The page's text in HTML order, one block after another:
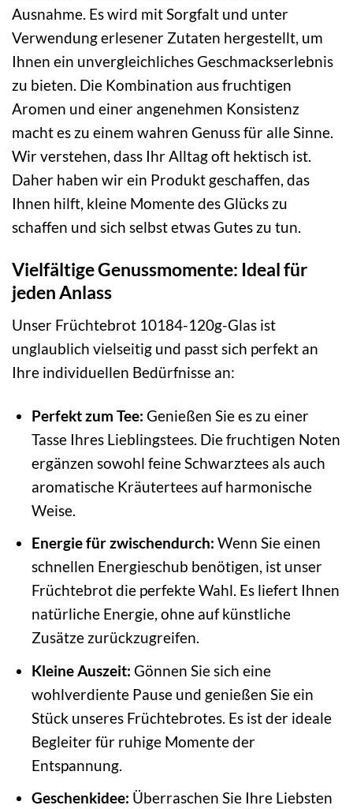
Ausnahme. Es wird mit Sorgfalt und unter
Verwendung erlesener Zutaten hergestellt, um
Ihnen ein unvergleichliches Geschmackserlebnis
zu bieten. Die Kombination aus fruchtigen
Aromen und einer angenehmen Konsistenz
macht es zu einem wahren Genuss für alle Sinne.
Wir verstehen, dass Ihr Alltag oft hektisch ist.
Daher haben wir ein Produkt geschaffen, das
Ihnen hilft, kleine Momente des Glücks zu
schaffen und sich selbst etwas Gutes zu tun.
Vielfältige Genussmomente: Ideal für
jeden Anlass
Unser Früchtebrot 10184-120g-Glas ist
unglaublich vielseitig und passt sich perfekt an
Ihre individuellen Bedürfnisse an:
Perfekt zum Tee: Genießen Sie es zu einer
Tasse Ihres Lieblingstees. Die fruchtigen Noten
ergänzen sowohl feine Schwarztees als auch
aromatische Kräutertees auf harmonische
Weise.
Energie für zwischendurch: Wenn Sie einen
schnellen Energieschub benötigen, ist unser
Früchtebrot die perfekte Wahl. Es liefert Ihnen
natürliche Energie, ohne auf künstliche
Zusätze zurückzugreifen.
Kleine Auszeit: Gönnen Sie sich eine
wohlverdiente Pause und genießen Sie ein
Stück unseres Früchtebrotes. Es ist der ideale
Begleiter für ruhige Momente der
Entspannung.
Geschenkidee: Überraschen Sie Ihre Liebsten